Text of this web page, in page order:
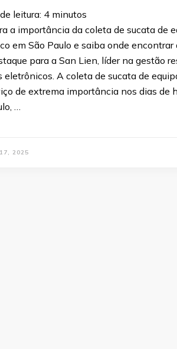
leitura: 4 minutos
a importância da coleta de sucata de
em São Paulo e saiba onde encontrar
para a San Lien, líder na gestão
eletrônicos. A coleta de sucata de
de extrema importância nos dias de
…
2025